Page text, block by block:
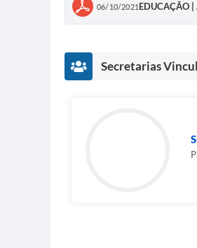
06/10/2021 EDUCAÇÃO |
Secretarias